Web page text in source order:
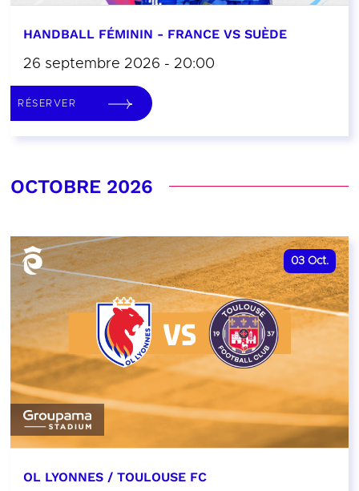
HANDBALL FÉMININ - FRANCE VS SUÈDE
26 septembre 2026 - 20:00
RÉSERVER
OCTOBRE 2026
03 Oct.
OL LYONNES / TOULOUSE FC